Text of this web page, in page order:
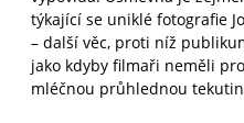
týkající se uniklé fotografie
– další věc, proti níž
jako kdyby filmaři neměli
mléčnou průhlednou